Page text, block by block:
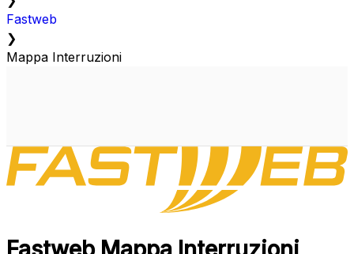
Fastweb
❯
Mappa Interruzioni